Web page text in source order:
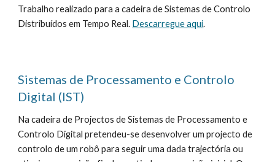
Trabalho realizado para a cadeira de Sistemas de Controlo
Distribuídos em Tempo Real. Descarregue aqui.
Sistemas de Processamento e Controlo
Digital (IST)
Na cadeira de Projectos de Sistemas de Processamento e
Controlo Digital pretendeu-se desenvolver um projecto de
controlo de um robô para seguir uma dada trajectória ou